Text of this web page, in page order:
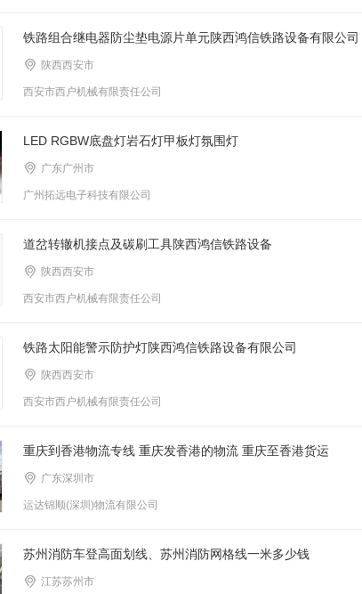
铁路组合继电器防尘垫电源片单元陕西鸿信铁路设备有限公司
陕西西安市
西安市西户机械有限责任公司
LED RGBW底盘灯岩石灯甲板灯氛围灯
广东广州市
广州拓远电子科技有限公司
道岔转辙机接点及碳刷工具陕西鸿信铁路设备
陕西西安市
西安市西户机械有限责任公司
铁路太阳能警示防护灯陕西鸿信铁路设备有限公司
陕西西安市
西安市西户机械有限责任公司
重庆到香港物流专线 重庆发香港的物流 重庆至香港货运
广东深圳市
运达锦顺(深圳)物流有限公司
苏州消防车登高面划线、苏州消防网格线一米多少钱
江苏苏州市